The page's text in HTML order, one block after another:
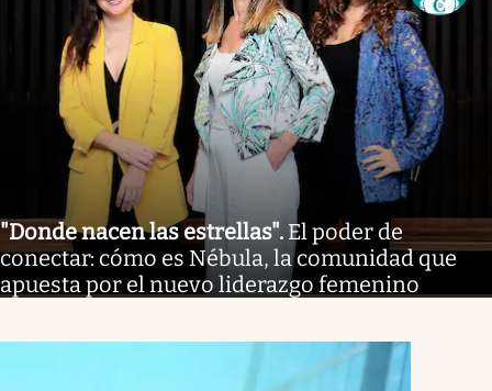
"Donde nacen las estrellas". El poder de
conectar: cómo es Nébula, la comunidad que
apuesta por el nuevo liderazgo femenino